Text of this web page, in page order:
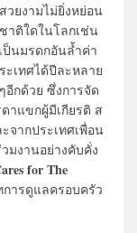
ยงามไม่ยิ่งหย่อน
าติใดในโลกเช่น
ป็นมรดกอันล้ำค่า
ะเทศได้ปีละหลาย
กด้วย ซึ่งการจัด
าแขกผู้มีเกียรติ ส
จากประเทศเพื่อน
มงานอย่างคับคั่ง
for The
ารดูแลครอบครัว